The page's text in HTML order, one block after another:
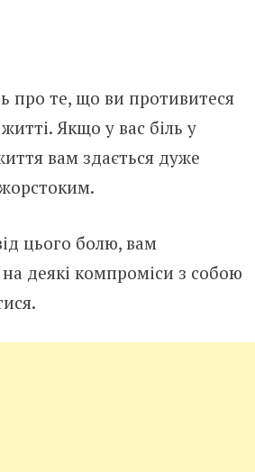
про те, що ви противитеся
Якщо у вас біль у
вам здається дуже
цього болю, вам
деякі компроміси з собою